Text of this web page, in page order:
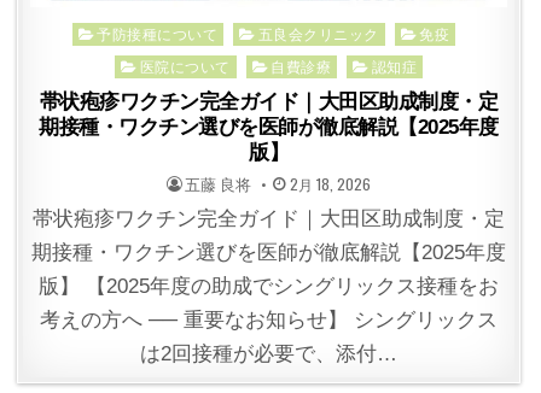
Posted
予防接種について 五良会クリニック
免疫
医院について
自費診療 認知症
帯状疱疹ワクチン完全ガイド｜大田区助成制度・定
期接種・ワクチン選びを医師が徹底解説【2025年度
版】
POSTED
BY
五藤 良将 POSTED
ON
2月 18, 2026
帯状疱疹ワクチン完全ガイド｜大田区助成制度・定
期接種・ワクチン選びを医師が徹底解説【2025年度
版】 【2025年度の助成でシングリックス接種をお
考えの方へ ── 重要なお知らせ】 シングリックス
は2回接種が必要で、添付…